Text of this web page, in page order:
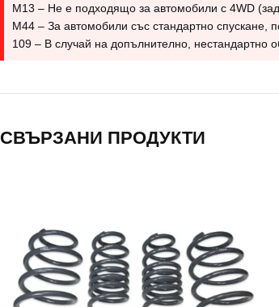
M13 – Не е подходящо за автомобили с 4WD
M44 – За автомобили със стандартно спускане,
109 – В случай на допълнително, нестандартно
СВЪРЗАНИ ПРОДУКТИ